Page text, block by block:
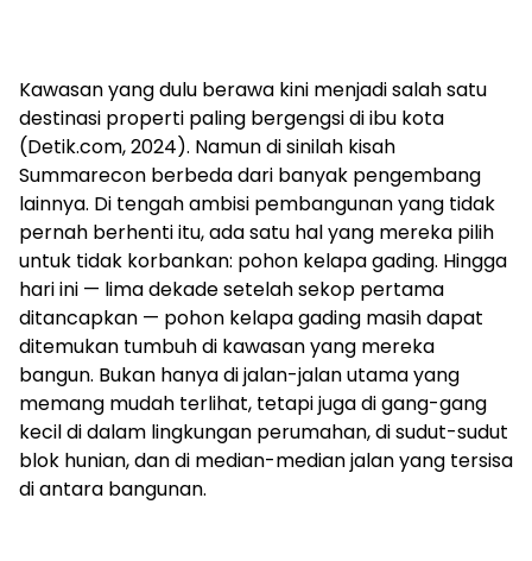
Kawasan yang dulu berawa kini menjadi salah satu
destinasi properti paling bergengsi di ibu kota
(Detik.com, 2024). Namun di sinilah kisah
Summarecon berbeda dari banyak pengembang
lainnya. Di tengah ambisi pembangunan yang tidak
pernah berhenti itu, ada satu hal yang mereka pilih
untuk tidak korbankan: pohon kelapa gading. Hingga
hari ini — lima dekade setelah sekop pertama
ditancapkan — pohon kelapa gading masih dapat
ditemukan tumbuh di kawasan yang mereka
bangun. Bukan hanya di jalan-jalan utama yang
memang mudah terlihat, tetapi juga di gang-gang
kecil di dalam lingkungan perumahan, di sudut-sudut
blok hunian, dan di median-median jalan yang tersisa
di antara bangunan.